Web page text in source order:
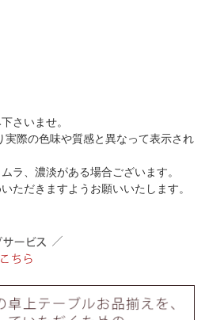
さいませ。
際の色味や質感と異なって表示され
ラ、濃淡がある場合ございます。
ただきますようお願いいたします。